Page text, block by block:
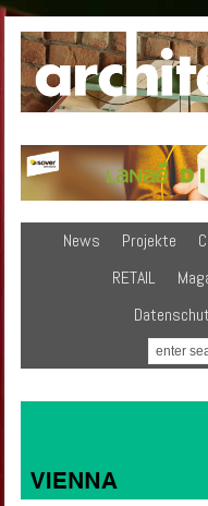
News Projekte
RETAIL